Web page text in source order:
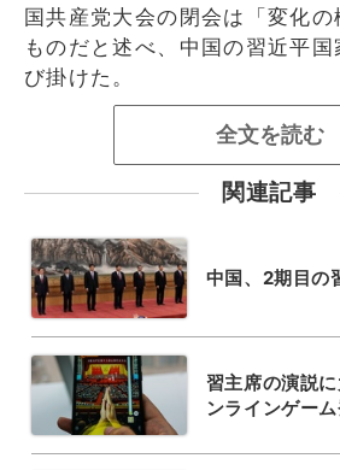
国共産党大会の閉会は「変化
ものだと述べ、中国の習近平
び掛けた。
全文を読む
関連記事
中国、2期目の
習主席の演説
ンラインゲー